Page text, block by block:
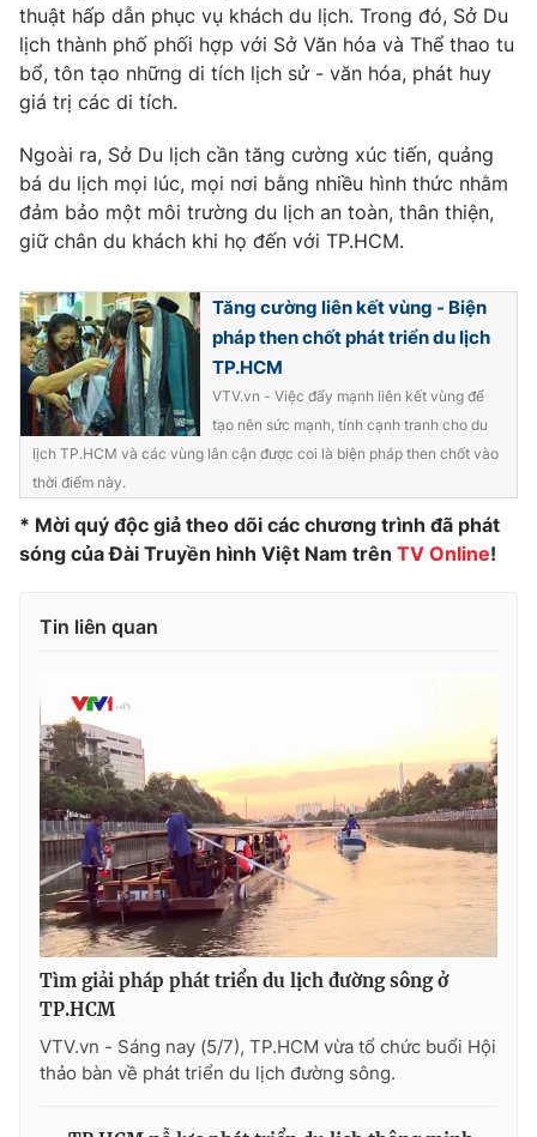
Góc doanh nghiệp
Truyền hình
Phim VTV
Hậu trường
Nhân vật
Khán giả
Giải trí
Âm nhạc
Sao
Đời sống
Du lịch
Làm đẹp
Chất lượng cuộc sống
Giáo dục
Học trực tuyến
Công nghệ
Hitech Công nghệ tương lai
Sản phẩm
Thị trường
Tư vấn
Giao lưu trực tuyến
Lịch phát sóng
Chuyên mục khác
Emagazine Podcast
Photo
Video
VTV Money VTV Thể thao
VTV Sức khoẻ Bất động sản
Thị trường 24h Tấm lòng Việt
VTV4 Vươn mình bằng AI
VTV9 VTV8
Liên hệ tòa soạn English
thuật hấp dẫn phục vụ khách du lịch. Trong đó, Sở Du
lịch thành phố phối hợp với Sở Văn hóa và Thể thao tu
bổ, tôn tạo những di tích lịch sử - văn hóa, phát huy
giá trị các di tích.
Ngoài ra, Sở Du lịch cần tăng cường xúc tiến, quảng
bá du lịch mọi lúc, mọi nơi bằng nhiều hình thức nhằm
đảm bảo một môi trường du lịch an toàn, thân thiện,
giữ chân du khách khi họ đến với TP.HCM.
Tăng cường liên kết vùng - Biện
pháp then chốt phát triển du lịch
TP.HCM
VTV.vn - Việc đẩy mạnh liên kết vùng để
tạo nên sức mạnh, tính cạnh tranh cho du
lịch TP.HCM và các vùng lân cận được coi là biện pháp then chốt vào
thời điểm này.
* Mời quý độc giả theo dõi các chương trình đã phát
sóng của Đài Truyền hình Việt Nam trên TV Online!
Tin liên quan
Tìm giải pháp phát triển du lịch đường sông ở
TP.HCM
VTV.vn - Sáng nay (5/7), TP.HCM vừa tổ chức buổi Hội
thảo bàn về phát triển du lịch đường sông.